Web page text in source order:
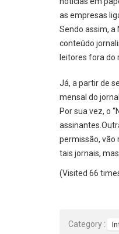
as empresas
Sendo assim, a
conteúdo
leitores fora do
Já, a partir de
mensal do
Por sua vez, o
permissão, vão
tais jornais,
(Visited 66
Category :